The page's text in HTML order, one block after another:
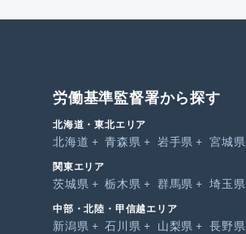
労働基準監督署から探す
北海道・東北エリア
北海道 青森県 岩手県 宮城県
関東エリア
茨城県 栃木県 群馬県 埼玉県
中部・北陸・甲信越エリア
新潟県 石川県 山梨県 長野県